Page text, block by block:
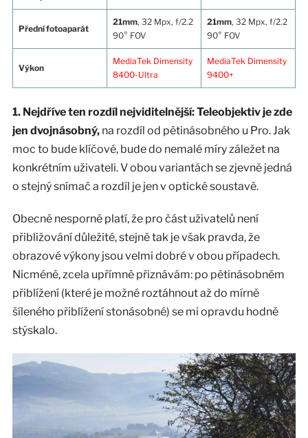
Přední fotoaparát
21mm, 32 Mpx, f/2.2
90° FOV
21mm, 32 Mpx, f/2.2
90° FOV
Výkon
MediaTek Dimensity
8400-Ultra
MediaTek Dimensity
9400+
1. Nejdříve ten rozdíl nejviditelnější: Teleobjektiv je zde
jen dvojnásobný,na rozdíl od pětinásobného u Pro. Jak
moc to bude klíčové, bude do nemalé míry záležet na
konkrétním uživateli. V obou variantách se zjevně jedná
o stejný snímač a rozdíl je jen v optické soustavě.
Obecně nesporně platí, že pro část uživatelů není
přibližování důležité, stejně tak je však pravda, že
obrazové výkony jsou velmi dobré v obou případech.
Nicméně, zcela upřímně přiznávám: po pětinásobném
přiblížení (které je možné roztáhnout až do mírně
šíleného přiblížení stonásobné) se mi opravdu hodně
stýskalo.